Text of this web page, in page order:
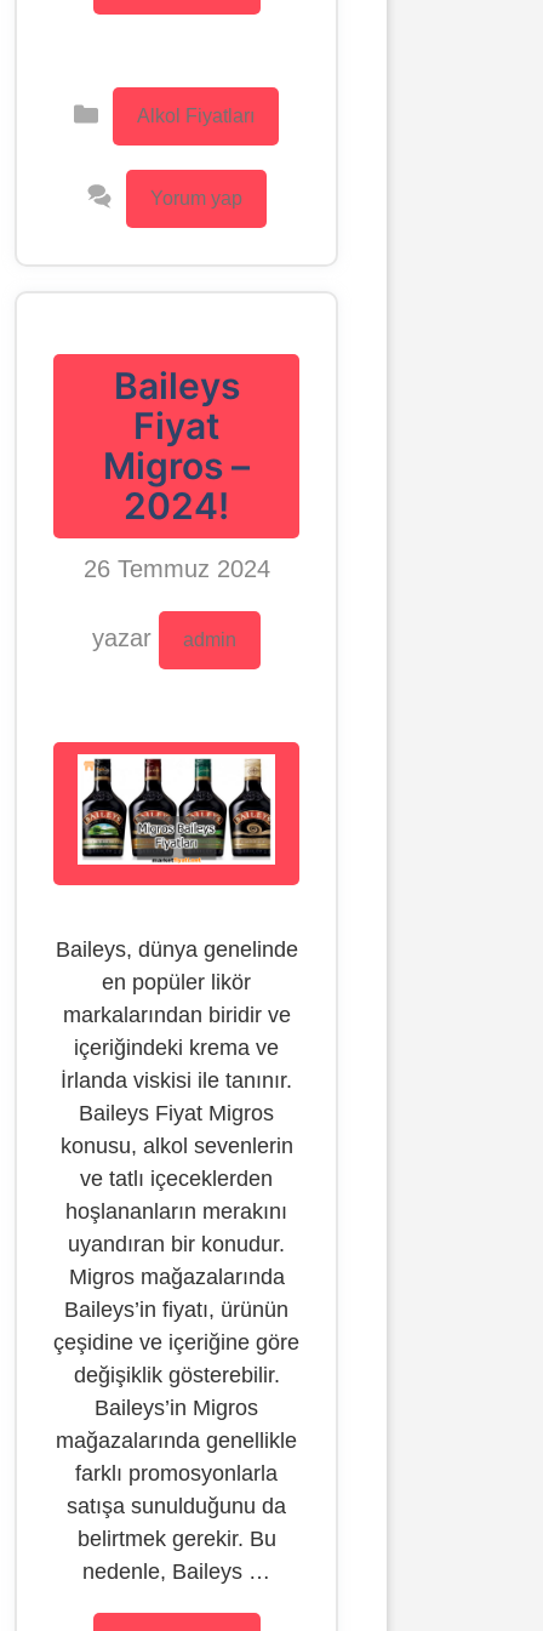
Alkol Fiyatları
Yorum yap
Baileys
Fiyat
Migros –
2024!
26 Temmuz 2024
yazar admin
Baileys, dünya genelinde
en popüler likör
markalarından biridir ve
içeriğindeki krema ve
İrlanda viskisi ile tanınır.
Baileys Fiyat Migros
konusu, alkol sevenlerin
ve tatlı içeceklerden
hoşlananların merakını
uyandıran bir konudur.
Migros mağazalarında
Baileys’in fiyatı, ürünün
çeşidine ve içeriğine göre
değişiklik gösterebilir.
Baileys’in Migros
mağazalarında genellikle
farklı promosyonlarla
satışa sunulduğunu da
belirtmek gerekir. Bu
nedenle, Baileys …